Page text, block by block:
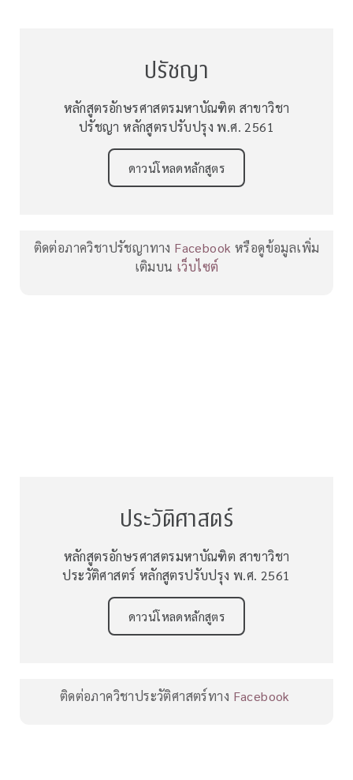
ปรัชญา
หลักสูตรอักษรศาสตรมหาบัณฑิต สาขาวิชา
ปรัชญา หลักสูตรปรับปรุง พ.ศ. 2561
ดาวน์โหลดหลักสูตร
ติดต่อภาควิชาปรัชญาทาง Facebook หรือดูข้อมูลเพิ่ม
เติมบน เว็บไซต์
ประวัติศาสตร์
หลักสูตรอักษรศาสตรมหาบัณฑิต สาขาวิชา
ประวัติศาสตร์ หลักสูตรปรับปรุง พ.ศ. 2561
ดาวน์โหลดหลักสูตร
ติดต่อภาควิชาประวัติศาสตร์ทาง Facebook